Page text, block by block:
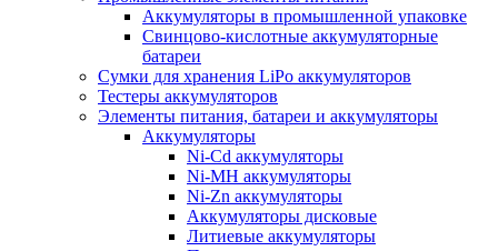
Аккумуляторы в промышленной упаковке
Свинцово-кислотные аккумуляторные
батареи
Сумки для хранения LiPo аккумуляторов
Тестеры аккумуляторов
Элементы питания, батареи и аккумуляторы
Аккумуляторы
Ni-Cd аккумуляторы
Ni-MH аккумуляторы
Ni-Zn аккумуляторы
Аккумуляторы дисковые
Литиевые аккумуляторы